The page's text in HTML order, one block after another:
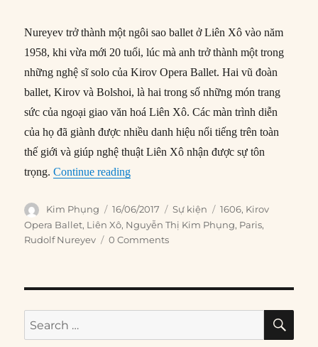
Nureyev trở thành một ngôi sao ballet ở Liên Xô vào năm
1958, khi vừa mới 20 tuổi, lúc mà anh trở thành một trong
những nghệ sĩ solo của Kirov Opera Ballet. Hai vũ đoàn
ballet, Kirov và Bolshoi, là hai trong số những món trang
sức của ngoại giao văn hoá Liên Xô. Các màn trình diễn
của họ đã giành được nhiều danh hiệu nổi tiếng trên toàn
thế giới và giúp nghệ thuật Liên Xô nhận được sự tôn
trọng.Continue reading“16/06/1961: Ngôi sao ba lê Nureyev
Author
Kim Phụng
Posted
on
16/06/2017 Categories
Sự kiện Tags
1606, Kirov
Opera Ballet, Liên Xô, Nguyễn Thị Kim Phụng, Paris,
Rudolf Nureyev
0 Comments
Search
for: